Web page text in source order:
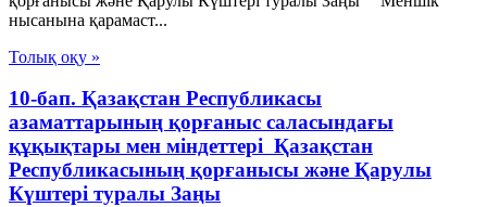
нысанына қарамаст...
Толық оқу »
10-бап. Қазақстан Республикасы
азаматтарының қорғаныс саласындағы
құқықтары мен міндеттері Қазақстан
Республикасының қорғанысы және Қарулы
Күштері туралы Заңы